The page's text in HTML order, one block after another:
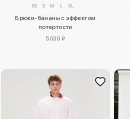
XS S M L XL
Брюки-бананы с эффектом
потертости
5030 ₽